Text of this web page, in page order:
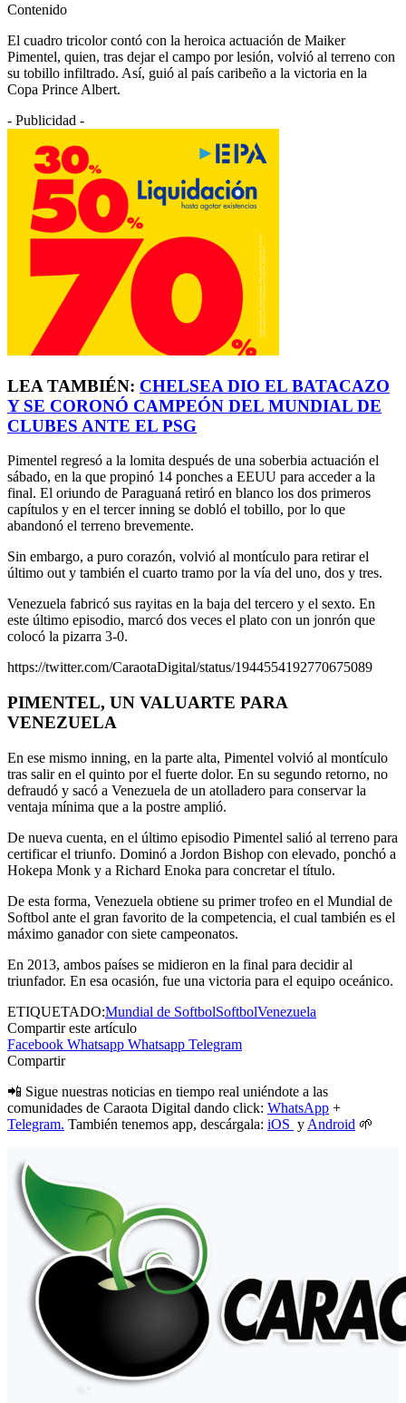
Contenido
El cuadro tricolor contó con la heroica actuación de Maiker
Pimentel, quien, tras dejar el campo por lesión, volvió al terreno con
su tobillo infiltrado. Así, guió al país caribeño a la victoria en la
Copa Prince Albert.
- Publicidad -
LEA TAMBIÉN: CHELSEA DIO EL BATACAZO
Y SE CORONÓ CAMPEÓN DEL MUNDIAL DE
CLUBES ANTE EL PSG
Pimentel regresó a la lomita después de una soberbia actuación el
sábado, en la que propinó 14 ponches a EEUU para acceder a la
final. El oriundo de Paraguaná retiró en blanco los dos primeros
capítulos y en el tercer inning se dobló el tobillo, por lo que
abandonó el terreno brevemente.
Sin embargo, a puro corazón, volvió al montículo para retirar el
último out y también el cuarto tramo por la vía del uno, dos y tres.
Venezuela fabricó sus rayitas en la baja del tercero y el sexto. En
este último episodio, marcó dos veces el plato con un jonrón que
colocó la pizarra 3-0.
https://twitter.com/CaraotaDigital/status/1944554192770675089
PIMENTEL, UN VALUARTE PARA
VENEZUELA
En ese mismo inning, en la parte alta, Pimentel volvió al montículo
tras salir en el quinto por el fuerte dolor. En su segundo retorno, no
defraudó y sacó a Venezuela de un atolladero para conservar la
ventaja mínima que a la postre amplió.
De nueva cuenta, en el último episodio Pimentel salió al terreno para
certificar el triunfo. Dominó a Jordon Bishop con elevado, ponchó a
Hokepa Monk y a Richard Enoka para concretar el título.
De esta forma, Venezuela obtiene su primer trofeo en el Mundial de
Softbol ante el gran favorito de la competencia, el cual también es el
máximo ganador con siete campeonatos.
En 2013, ambos países se midieron en la final para decidir al
triunfador. En esa ocasión, fue una victoria para el equipo oceánico.
ETIQUETADO:Mundial de SoftbolSoftbolVenezuela
Compartir este artículo
Facebook Whatsapp Whatsapp Telegram
Compartir
📲 Sigue nuestras noticias en tiempo real uniéndote a las
comunidades de Caraota Digital dando click: WhatsApp +
Telegram. También tenemos app, descárgala: iOS y Android 🌱